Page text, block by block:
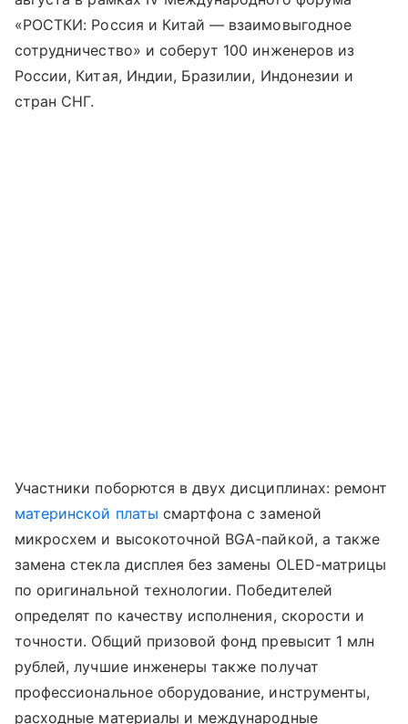
«РОСТКИ: Россия и Китай — взаимовыгодное
сотрудничество» и соберут 100 инженеров из
России, Китая, Индии, Бразилии, Индонезии и
стран СНГ.
Участники поборются в двух дисциплинах: ремонт
материнской платы смартфона с заменой
микросхем и высокоточной BGA-пайкой, а также
замена стекла дисплея без замены OLED-матрицы
по оригинальной технологии. Победителей
определят по качеству исполнения, скорости и
точности. Общий призовой фонд превысит 1 млн
рублей, лучшие инженеры также получат
профессиональное оборудование, инструменты,
расходные материалы и международные